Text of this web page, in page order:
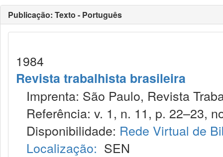
Publicação: Texto - Português
1984
Revista trabalhista brasileira
Imprenta: São Paulo, Revista
Referência: v. 1, n. 11, p. 22–23,
Disponibilidade: Rede Virtual de
Localização: SEN